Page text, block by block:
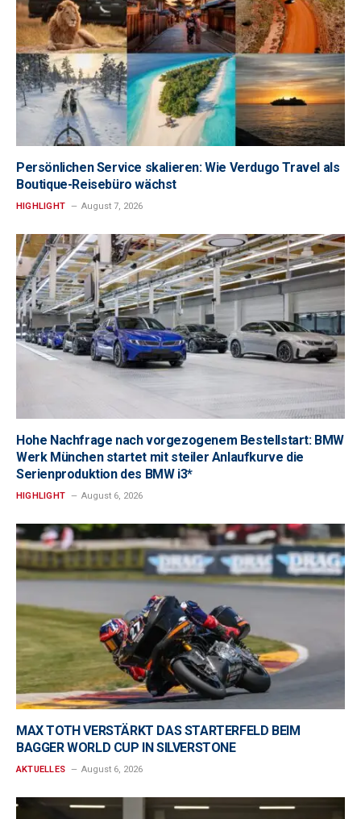
Persönlichen Service skalieren: Wie Verdugo Travel als
Boutique-Reisebüro wächst
HIGHLIGHT August 7, 2026
Hohe Nachfrage nach vorgezogenem Bestellstart: BMW
Werk München startet mit steiler Anlaufkurve die
Serienproduktion des BMW i3*
HIGHLIGHT August 6, 2026
MAX TOTH VERSTÄRKT DAS STARTERFELD BEIM
BAGGER WORLD CUP IN SILVERSTONE
AKTUELLES August 6, 2026